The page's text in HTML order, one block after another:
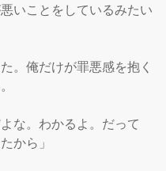
いことをしているみたい
。俺だけが罪悪感を抱く
な。わかるよ。だって
から」